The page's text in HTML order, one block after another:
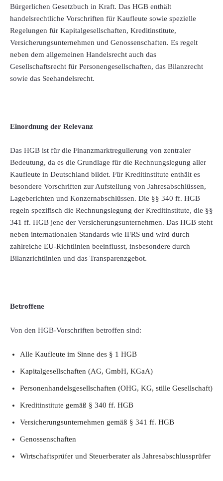
Bürgerlichen Gesetzbuch in Kraft. Das HGB enthält
handelsrechtliche Vorschriften für Kaufleute sowie spezielle
Regelungen für Kapitalgesellschaften, Kreditinstitute,
Versicherungsunternehmen und Genossenschaften. Es regelt
neben dem allgemeinen Handelsrecht auch das
Gesellschaftsrecht für Personengesellschaften, das Bilanzrecht
sowie das Seehandelsrecht.
Einordnung der Relevanz
Das HGB ist für die Finanzmarktregulierung von zentraler
Bedeutung, da es die Grundlage für die Rechnungslegung aller
Kaufleute in Deutschland bildet. Für Kreditinstitute enthält es
besondere Vorschriften zur Aufstellung von Jahresabschlüssen,
Lageberichten und Konzernabschlüssen. Die §§ 340 ff. HGB
regeln spezifisch die Rechnungslegung der Kreditinstitute, die §§
341 ff. HGB jene der Versicherungsunternehmen. Das HGB steht
neben internationalen Standards wie IFRS und wird durch
zahlreiche EU-Richtlinien beeinflusst, insbesondere durch
Bilanzrichtlinien und das Transparenzgebot.
Betroffene
Von den HGB-Vorschriften betroffen sind:
Alle Kaufleute im Sinne des § 1 HGB
Kapitalgesellschaften (AG, GmbH, KGaA)
Personenhandelsgesellschaften (OHG, KG, stille Gesellschaft)
Kreditinstitute gemäß § 340 ff. HGB
Versicherungsunternehmen gemäß § 341 ff. HGB
Genossenschaften
Wirtschaftsprüfer und Steuerberater als Jahresabschlussprüfer